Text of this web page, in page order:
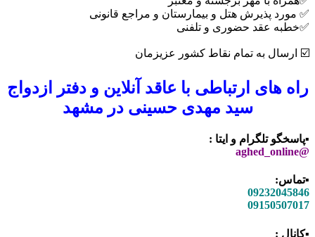
✅ مورد پذیرش هتل و بیمارستان و مراجع قانونی
✅خطبه عقد حضوری و تلفنی
☑️ ارسال به تمام نقاط کشور عزیزمان
راه های ارتباطی با عاقد آنلاین و دفتر ازدواج
سید مهدی حسینی در مشهد
▪️پاسخگو تلگرام و ایتا :
@aghed_online
▪️تماس:
09232045846
09150507017
▪️کانال :